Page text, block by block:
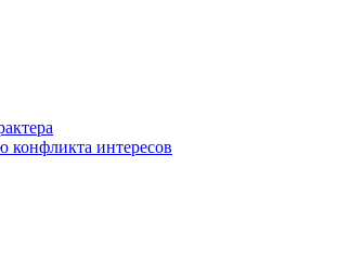
интересов